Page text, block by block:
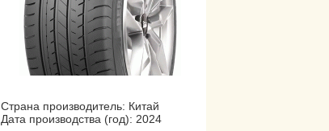
Страна производитель: Китай
Дата производства (год): 2024